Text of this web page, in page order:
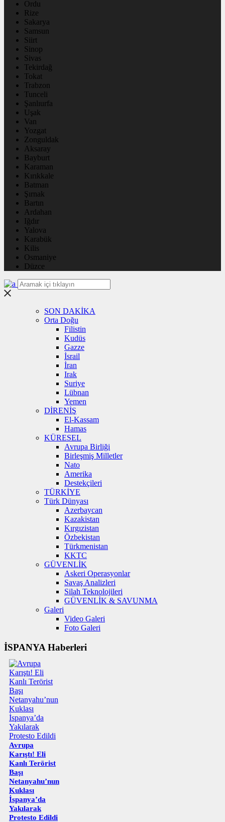
Ordu
Rize
Sakarya
Samsun
Siirt
Sinop
Sivas
Tekirdağ
Tokat
Trabzon
Tunceli
Şanlıurfa
Uşak
Van
Yozgat
Zonguldak
Aksaray
Bayburt
Karaman
Kırıkkale
Batman
Şırnak
Bartın
Ardahan
Iğdır
Yalova
Karabük
Kilis
Osmaniye
Düzce
SON DAKİKA
Orta Doğu
Filistin
Kudüs
Gazze
İsrail
İran
Irak
Suriye
Lübnan
Yemen
DİRENİŞ
El-Kassam
Hamas
KÜRESEL
Avrupa Birliği
Birleşmiş Milletler
Nato
Amerika
Destekçileri
TÜRKİYE
Türk Dünyası
Azerbaycan
Kazakistan
Kırgızistan
Özbekistan
Türkmenistan
KKTC
GÜVENLİK
Askeri Operasyonlar
Savaş Analizleri
Silah Teknolojileri
GÜVENLİK & SAVUNMA
Galeri
Video Galeri
Foto Galeri
İSPANYA Haberleri
Avrupa
Karıştı! Eli
Kanlı Terörist
Başı
Netanyahu’nun
Kuklası
İspanya’da
Yakılarak
Protesto Edildi